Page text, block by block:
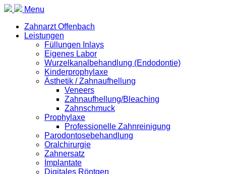
Menu
Zahnarzt Offenbach
Leistungen
Füllungen Inlays
Eigenes Labor
Wurzelkanalbehandlung (Endodontie)
Kinderprophylaxe
Ästhetik / Zahnaufhellung
Veneers
Zahnaufhellung/Bleaching
Zahnschmuck
Prophylaxe
Professionelle Zahnreinigung
Parodontosebehandlung
Oralchirurgie
Zahnersatz
Implantate
Digitales Röntgen